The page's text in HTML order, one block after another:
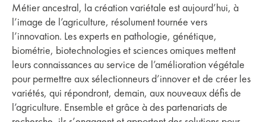
Métier ancestral, la création variétale est aujourd’hui, à
l’image de l’agriculture, résolument tournée vers
l’innovation. Les experts en pathologie, génétique,
biométrie, biotechnologies et sciences omiques mettent
leurs connaissances au service de l’amélioration végétale
pour permettre aux sélectionneurs d’innover et de créer les
variétés, qui répondront, demain, aux nouveaux défis de
l’agriculture. Ensemble et grâce à des partenariats de